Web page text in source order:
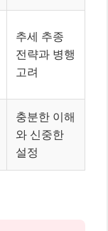
추세 추종
전략과 병행
고려
충분한 이해
와 신중한
설정